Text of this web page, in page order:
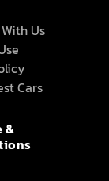
Us
Cars
&